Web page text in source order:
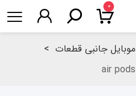
۰
موبایل جانبی قطعات >